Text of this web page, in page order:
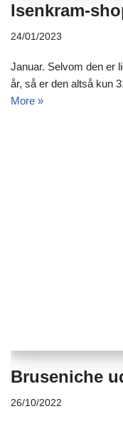
Isenkram-
24/01/2023
Januar. Selvom den er
år, så er den altså kun
More »
Bruseniche
26/10/2022